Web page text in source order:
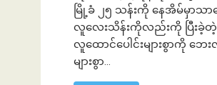
မြို့ခံ ၂၅ သန်းကို နေအိမ်မှာ
လူလေးသိန်းကိုလည်းကို ပြီးခဲ့တဲ့
လူထောင်ပေါင်းများစွာကို ဘေ
များစွာ…